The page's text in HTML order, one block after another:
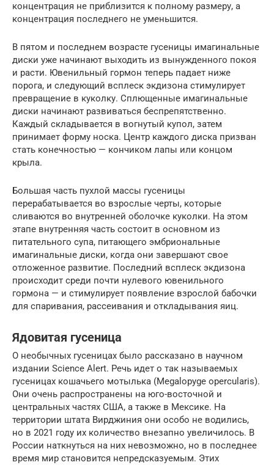
концентрация не приблизится к полному размеру, а
концентрация последнего не уменьшится.
В пятом и последнем возрасте гусеницы имагинальные
диски уже начинают выходить из вынужденного покоя
и расти. Ювенильный гормон теперь падает ниже
порога, и следующий всплеск экдизона стимулирует
превращение в куколку. Сплющенные имагинальные
диски начинают развиваться беспрепятственно.
Каждый складывается в вогнутый купол, затем
принимает форму носка. Центр каждого диска призван
стать конечностью — кончиком лапы или концом
крыла.
Большая часть пухлой массы гусеницы
перерабатывается во взрослые черты, которые
сливаются во внутренней оболочке куколки. На этом
этапе внутренняя часть состоит в основном из
питательного супа, питающего эмбриональные
имагинальные диски, когда они завершают свое
отложенное развитие. Последний всплеск экдизона
происходит среди почти нулевого ювенильного
гормона — и стимулирует появление взрослой бабочки
для спаривания, рассеивания и откладывания яиц.
Ядовитая гусеница
О необычных гусеницах было рассказано в научном
издании Science Alert. Речь идет о так называемых
гусеницах кошачьего мотылька (Megalopyge opercularis).
Они очень распространены на юго-восточной и
центральных частях США, а также в Мексике. На
территории штата Вирджиния они особо не водились,
но в 2021 году их количество внезапно увеличилось. В
России наткнуться на них невозможно, но в последнее
время мир становится непредсказуемым. Этих